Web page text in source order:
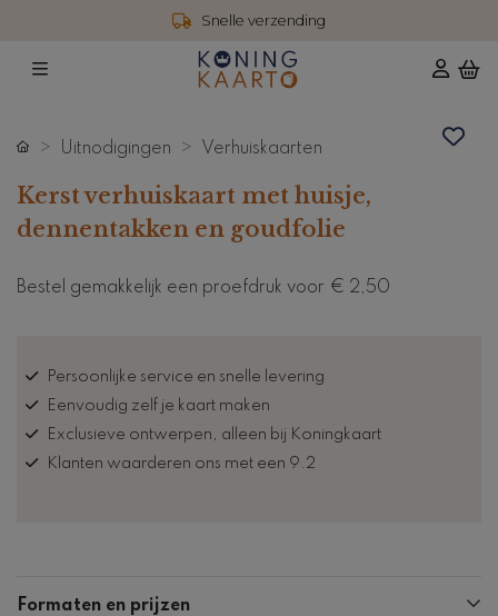
Snelle verzending
Uitnodigingen Verhuiskaarten
Kerst verhuiskaart met huisje,
dennentakken en goudfolie
Bestel gemakkelijk een proefdruk voor € 2,50
Persoonlijke service en snelle levering
Eenvoudig zelf je kaart maken
Exclusieve ontwerpen, alleen bij Koningkaart
Klanten waarderen ons met een 9.2
Formaten en prijzen